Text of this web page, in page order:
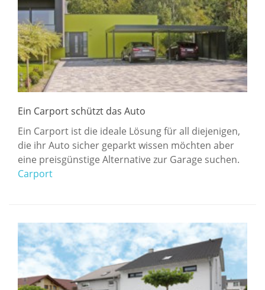
Ein Carport schützt das Auto
Ein Carport ist die ideale Lösung für all diejenigen,
die ihr Auto sicher geparkt wissen möchten aber
eine preisgünstige Alternative zur Garage suchen.
Carport